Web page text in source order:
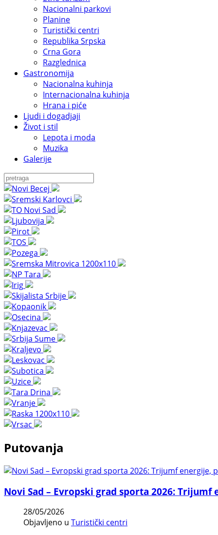
Nacionalni parkovi
Planine
Turistički centri
Republika Srpska
Crna Gora
Razglednica
Gastronomija
Nacionalna kuhinja
Internacionalna kuhinja
Hrana i piće
Ljudi i dogadjaji
Život i stil
Lepota i moda
Muzika
Galerije
Putovanja
Novi Sad – Evropski grad sporta 2026:
28/05/2026
Objavljeno u Turistički centri